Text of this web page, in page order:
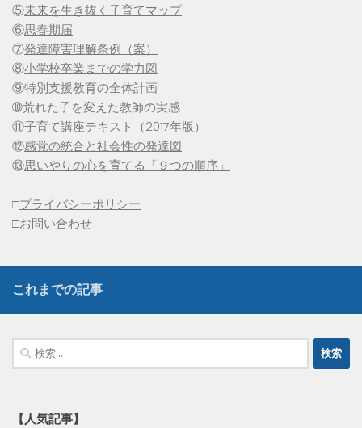
⑤未来を生き抜く子育てマップ
⑥思春期届
⑦発達障害理解条例（案）
⑧小学校卒業までの学力図
⑨特別支援教育の全体計画
➉荒れた子を変えた教師の実感
⑪子育て講座テキスト（2017年版）
⑫感覚の統合と社会性の発達図
⑬思いやりの心を育てる「９つの順序」
□プライバシーポリシー
□お問い合わせ
これまでの記事
検
索:
【人気記事】